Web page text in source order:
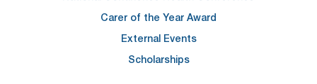
Carer of the Year Award
External Events
Scholarships